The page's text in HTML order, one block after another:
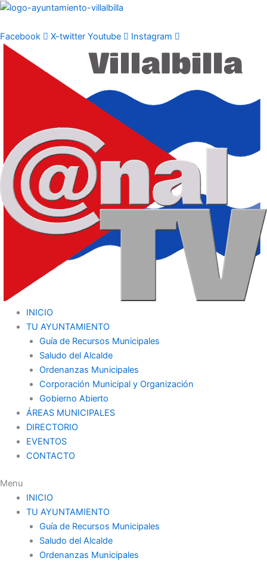
Ir
contenido
Facebook X-twitter Youtube Instagram
INICIO
TU AYUNTAMIENTO
Guía de Recursos Municipales
Saludo del Alcalde
Ordenanzas Municipales
Corporación Municipal y Organización
Gobierno Abierto
ÁREAS MUNICIPALES
DIRECTORIO
EVENTOS
CONTACTO
Menu
INICIO
TU AYUNTAMIENTO
Guía de Recursos Municipales
Saludo del Alcalde
Ordenanzas Municipales